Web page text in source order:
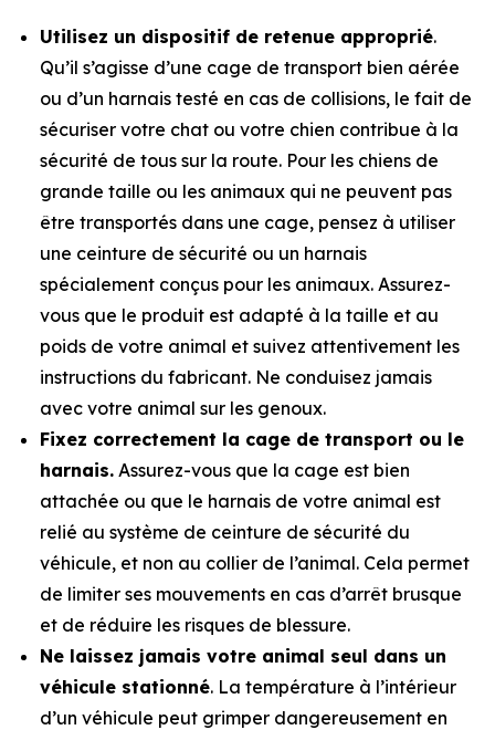
Utilisez un dispositif de retenue approprié.
Qu’il s’agisse d’une cage de transport bien aérée
ou d’un harnais testé en cas de collisions, le fait de
sécuriser votre chat ou votre chien contribue à la
sécurité de tous sur la route. Pour les chiens de
grande taille ou les animaux qui ne peuvent pas
être transportés dans une cage, pensez à utiliser
une ceinture de sécurité ou un harnais
spécialement conçus pour les animaux. Assurez-
vous que le produit est adapté à la taille et au
poids de votre animal et suivez attentivement les
instructions du fabricant. Ne conduisez jamais
avec votre animal sur les genoux.
Fixez correctement la cage de transport ou le
harnais. Assurez-vous que la cage est bien
attachée ou que le harnais de votre animal est
relié au système de ceinture de sécurité du
véhicule, et non au collier de l’animal. Cela permet
de limiter ses mouvements en cas d’arrêt brusque
et de réduire les risques de blessure.
Ne laissez jamais votre animal seul dans un
véhicule stationné. La température à l’intérieur
d’un véhicule peut grimper dangereusement en